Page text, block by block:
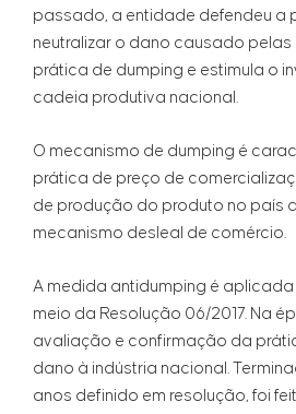
passado, a entidade defendeu a
neutralizar o dano causado
prática de dumping e estimula o
cadeia produtiva nacional.
O mecanismo de dumping é
prática de preço de
de produção do produto no país
mecanismo desleal de comércio.
A medida antidumping é aplicada
meio da Resolução 06/2017. Na
avaliação e confirmação da
dano à indústria nacional.
anos definido em resolução, foi